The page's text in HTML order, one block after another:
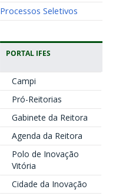
Processos Seletivos
PORTAL IFES
Campi
Pró-Reitorias
Gabinete da Reitora
Agenda da Reitora
Polo de Inovação
Vitória
Cidade da Inovação